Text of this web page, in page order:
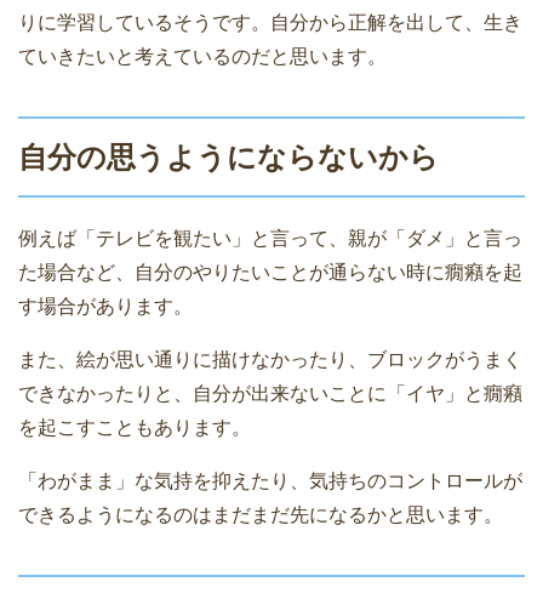
りに学習しているそうです。自分から正解を出して、生き
ていきたいと考えているのだと思います。
自分の思うようにならないから
例えば「テレビを観たい」と言って、親が「ダメ」と言っ
た場合など、自分のやりたいことが通らない時に癇癪を起
す場合があります。
また、絵が思い通りに描けなかったり、ブロックがうまく
できなかったりと、自分が出来ないことに「イヤ」と癇癪
を起こすこともあります。
「わがまま」な気持を抑えたり、気持ちのコントロールが
できるようになるのはまだまだ先になるかと思います。